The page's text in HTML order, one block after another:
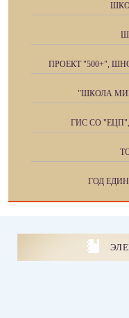
ПРОЕКТ "500+",
"ШКОЛА
ГИС СО
ГОД